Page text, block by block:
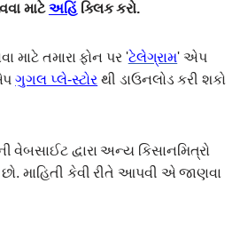
માટેઅહિંક્લિક કરો.
માટે તમારા ફોન પર 'ટેલેગ્રામ' એપ
ગુગલ પ્લે-સ્ટોર થી ડાઉનલોડ કરી શકો
દ્વારા અન્ય કિસાનમિત્રો
છો. માહિતી કેવી રીતે આપવી એ જાણવા